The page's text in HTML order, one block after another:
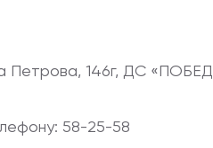
Петрова, 146г, ДС
58-25-58